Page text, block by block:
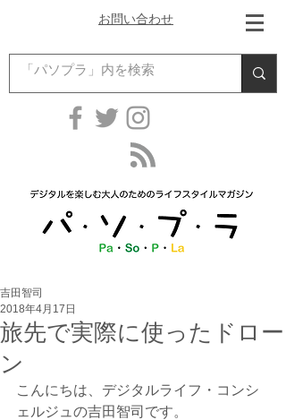
お問い合わせ
旅先で実際に使ったドロー
ン
吉田智司
2018年4月17日
こんにちは、デジタルライフ・コンシ
ェルジュの吉田智司です。